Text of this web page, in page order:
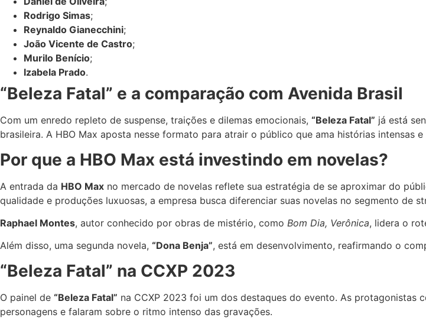
Rodrigo Simas;
Reynaldo Gianecchini;
João Vicente de Castro;
Murilo Benício;
Izabela Prado.
“Beleza Fatal” e a comparação com Avenida Brasil
Com um enredo repleto de suspense, traições e dilemas emocionais, “Beleza Fatal” já está
brasileira. A HBO Max aposta nesse formato para atrair o público que ama histórias intensas
Por que a HBO Max está investindo em novelas?
A entrada da HBO Max no mercado de novelas reflete sua estratégia de se aproximar do
qualidade e produções luxuosas, a empresa busca diferenciar suas novelas no segmento de
Raphael Montes, autor conhecido por obras de mistério, como Bom Dia, Verônica, lidera o
Além disso, uma segunda novela, “Dona Benja”, está em desenvolvimento, reafirmando o
“Beleza Fatal” na CCXP 2023
O painel de “Beleza Fatal” na CCXP 2023 foi um dos destaques do evento. As protagonistas
personagens e falaram sobre o ritmo intenso das gravações.